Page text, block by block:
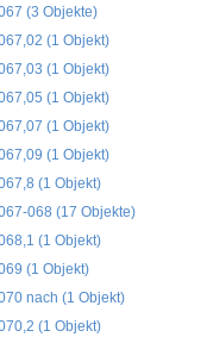
(3 Objekte)
(1 Objekt)
(1 Objekt)
(1 Objekt)
(1 Objekt)
(1 Objekt)
(1 Objekt)
068 (17 Objekte)
(1 Objekt)
(1 Objekt)
nach (1 Objekt)
(1 Objekt)